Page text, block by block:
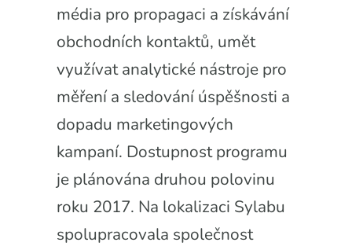
média pro propagaci a získávání
obchodních kontaktů, umět
využívat analytické nástroje pro
měření a sledování úspěšnosti a
dopadu marketingových
kampaní. Dostupnost programu
je plánována druhou polovinu
roku 2017. Na lokalizaci Sylabu
spolupracovala společnost